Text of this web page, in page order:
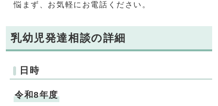
悩まず、お気軽にお電話ください。
乳幼児発達相談の詳細
日時
令和8年度